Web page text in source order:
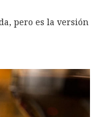
pero es la versión